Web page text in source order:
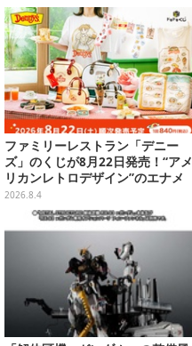
ファミリーレストラン「デニー
ズ」のくじが8月22日発売！“アメ
リカンレトロデザイン”のエナメ
ルバッグやTシャツなど、日常使
いできるグッズを用意
2026.8.4